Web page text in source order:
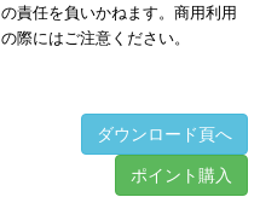
の責任を負いかねます。商用利用
の際にはご注意ください。
ダウンロード頁へ
ポイント購入